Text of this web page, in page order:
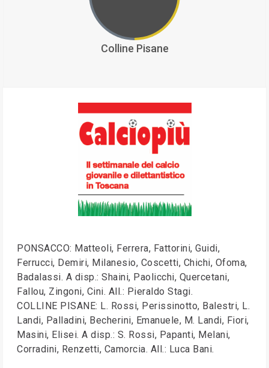
Colline Pisane
PONSACCO: Matteoli, Ferrera, Fattorini, Guidi,
Ferrucci, Demiri, Milanesio, Coscetti, Chichi, Ofoma,
Badalassi. A disp.: Shaini, Paolicchi, Quercetani,
Fallou, Zingoni, Cini. All.: Pieraldo Stagi.
COLLINE PISANE: L. Rossi, Perissinotto, Balestri, L.
Landi, Palladini, Becherini, Emanuele, M. Landi, Fiori,
Masini, Elisei. A disp.: S. Rossi, Papanti, Melani,
Corradini, Renzetti, Camorcia. All.: Luca Bani.